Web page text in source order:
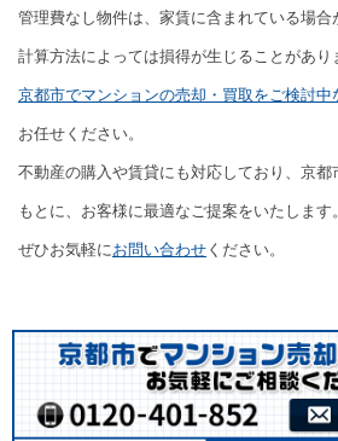
管理費なし物件は、家賃に含まれている場
計算方法によっては損得が生じることがあり
京都市でマンションの売却・買取をご検討中
お任せください。
不動産の購入や賃貸にも対応しており、京
もとに、お客様に最適なご提案をいたします。
ぜひお気軽に お問い合わせ ください。